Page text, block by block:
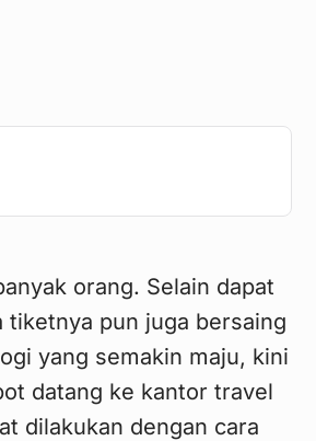
orang. Selain dapat
tiketnya pun juga bersaing
yang semakin maju, kini
datang ke kantor travel
dilakukan dengan cara